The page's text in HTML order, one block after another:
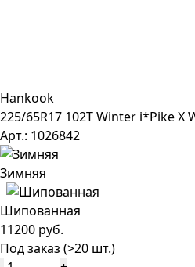
Hankook
225/65R17 102T Winter i*Pike X
Арт.: 1026842
Зимняя
Шипованная
11200 руб.
Под заказ (>20 шт.)